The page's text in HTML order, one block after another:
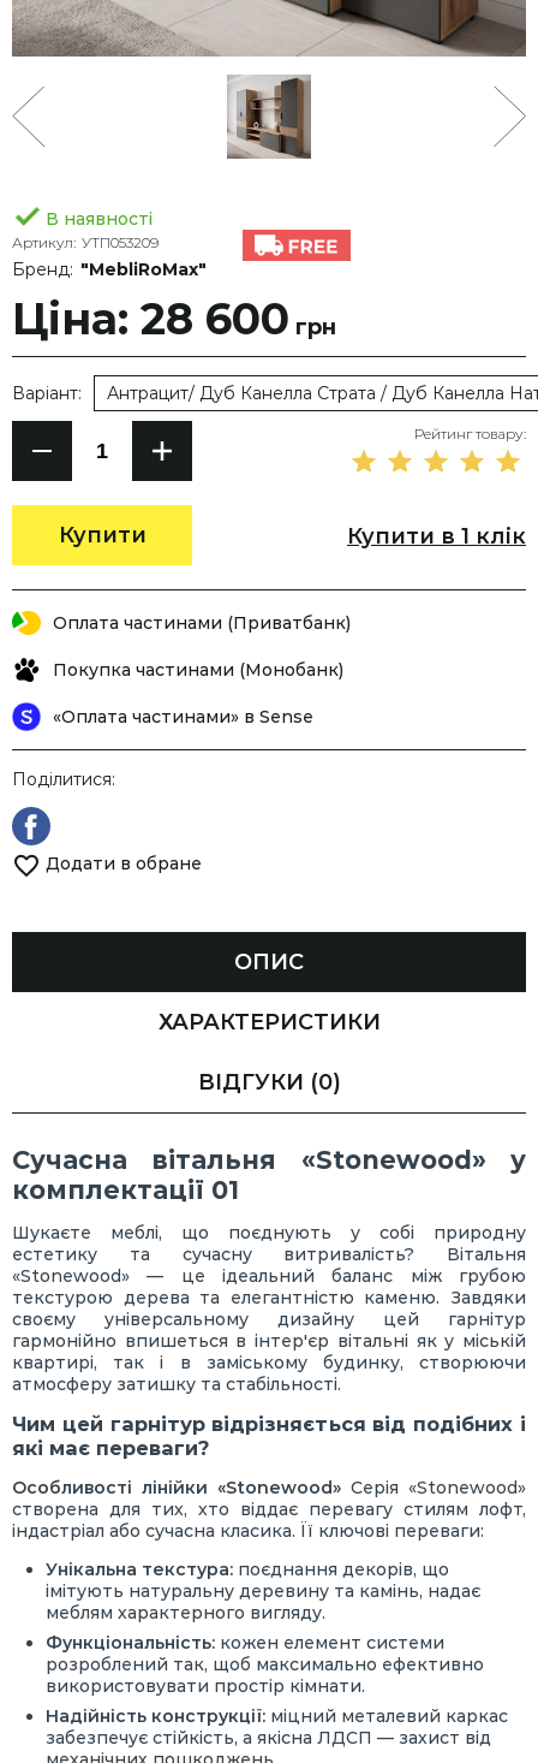
В наявності
Артикул: УТП053209
Бренд: "MebliRoMax"
Ціна: 28 600 грн
Купити
Варіант: Антрацит/ Дуб Канелла Страта / Дуб Канелла
Рейтинг товару:
Купити в 1 клік
Оплата частинами (Приватбанк)
Покупка частинами (Монобанк)
«Оплата частинами» в Sense
Поділитися:
Додати в обране
ОПИС
ХАРАКТЕРИСТИКИ
ВІДГУКИ (0)
Сучасна вітальня «Stonewood» у
комплектації 01
Шукаєте меблі, що поєднують у собі природну
естетику та сучасну витривалість? Вітальня
«Stonewood» — це ідеальний баланс між грубою
текстурою дерева та елегантністю каменю. Завдяки
своєму універсальному дизайну цей гарнітур
гармонійно впишеться в інтер'єр вітальні як у міській
квартирі, так і в заміському будинку, створюючи
атмосферу затишку та стабільності.
Чим цей гарнітур відрізняється від подібних і
які має переваги?
Особливості лінійки «Stonewood» Серія «Stonewood»
створена для тих, хто віддає перевагу стилям лофт,
індастріал або сучасна класика. Її ключові переваги:
Унікальна текстура: поєднання декорів, що
імітують натуральну деревину та камінь, надає
меблям характерного вигляду.
Функціональність: кожен елемент системи
розроблений так, щоб максимально ефективно
використовувати простір кімнати.
Надійність конструкції: міцний металевий каркас
забезпечує стійкість, а якісна ЛДСП — захист від